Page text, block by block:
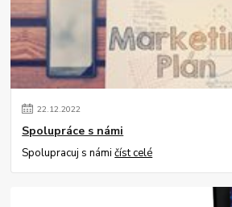
22.12.2022
Spolupráce s námi
Spolupracuj s námičíst celé